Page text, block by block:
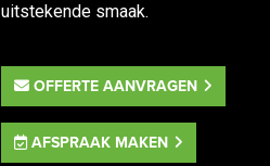
uitstekende smaak.
OFFERTE AANVRAGEN
AFSPRAAK MAKEN